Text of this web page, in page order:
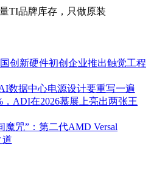
TI品牌库存，只做原装
创新硬件初创企业推出触觉工程
数据中心电源设计要重写一遍
，ADI在2026慕展上亮出两张王
魔咒”：第二代AMD Versal
道